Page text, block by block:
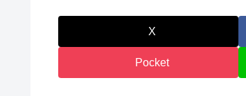
X
Pocket